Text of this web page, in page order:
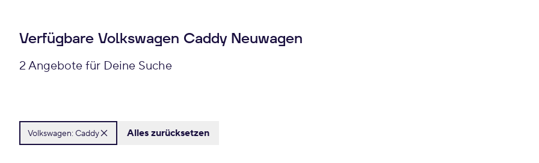
Verfügbare Volkswagen Caddy Neuwagen
2 Angebote für Deine Suche
Volkswagen: Caddy Alles zurücksetzen